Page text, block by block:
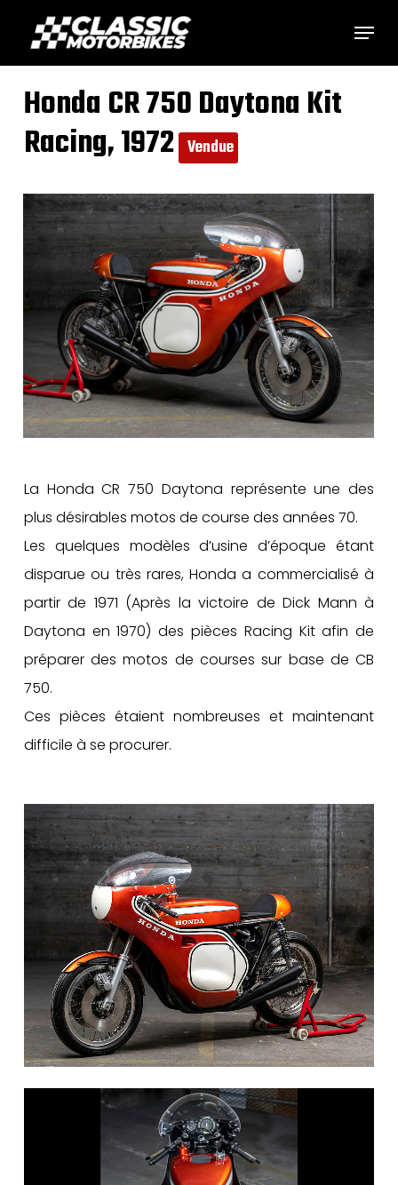
main
content
Menu
Honda CR 750 Daytona Kit
Racing, 1972 Vendue
La Honda CR 750 Daytona représente une des
plus désirables motos de course des années 70.
Les quelques modèles d’usine d’époque étant
disparue ou très rares, Honda a commercialisé à
partir de 1971 (Après la victoire de Dick Mann à
Daytona en 1970) des pièces Racing Kit afin de
préparer des motos de courses sur base de CB
750.
Ces pièces étaient nombreuses et maintenant
difficile à se procurer.